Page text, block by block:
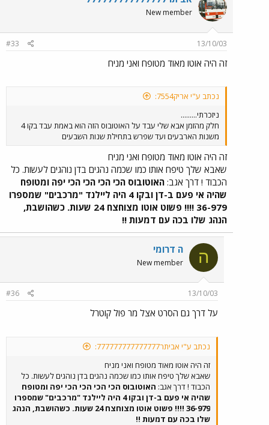
New member
13/10/03
#33
זה היה אוטו מאוד מטופח ואני מניח
נכתב ע"י אריק7554:
ניזכרתי.........
חלק מהזמן אבא שלי עבד על האוטובוס הזה הוא באמת עבד בקו 4
משנות הארבעים ועד שפרש בתחילת שנות השבעים
זה היה אוטו מאוד מטופח ואני מניח
שאבא שלך טיפח אותו כמו שכמה נהגים בדן נוהגים לעשות. כל
הכבוד ! דרך אגב: האוטובוס הכי הכי הכי הכי יפה ומטופח
שהיה אי פעם ב-דן ובקו 4 היה ליילנד "מרכבים" שמספרו
36-979 !!!! פשוט אוטו מצוחצח 24 שעות. כשהושבת,
הנהג שלו בכה עם דמעות !!
ה ה דרומי
New member
13/10/03
#36
על דרך גם הסרט אצל מר פול קוטרל
נכתב ע"י אביתר777777777777777:
זה היה אוטו מאוד מטופח ואני מניח
שאבא שלך טיפח אותו כמו שכמה נהגים בדן נוהגים לעשות. כל
הכבוד ! דרך אגב: האוטובוס הכי הכי הכי הכי יפה ומטופח
שהיה אי פעם ב-דן ובקו 4 היה ליילנד "מרכבים" שמספרו
36-979 !!!! פשוט אוטו מצוחצח 24 שעות. כשהושבת, הנהג
שלו בכה עם דמעות !!